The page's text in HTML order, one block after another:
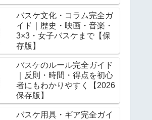
バスケ文化・コラム完全ガ
イド｜歴史・映画・音楽・
3×3・女子バスケまで【保
存版】
バスケのルール完全ガイド
｜反則・時間・得点を初心
者にもわかりやすく【2026
保存版】
バスケ用具・ギア完全ガイ